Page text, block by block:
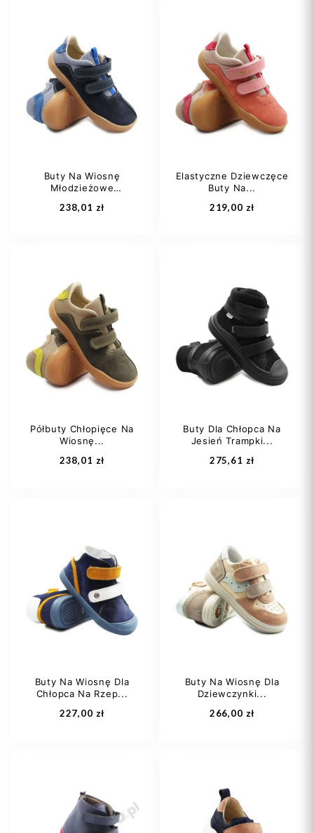
22 25
Dodaj do koszyka
28 31
Dodaj do koszyka
Buty Na Wiosnę
Młodzieżowe
238,01 zł
30 35
Dodaj do koszyka
Elastyczne Dziewczęce
Buty Na...
219,00 zł
27
Dodaj do koszyka
Półbuty Chłopięce Na
Wiosnę...
238,01 zł
30 32
Dodaj do koszyka
Buty Dla Chłopca Na
Jesień Trampki...
275,61 zł
33
Dodaj do koszyka
Buty Na Wiosnę Dla
Chłopca Na Rzep...
227,00 zł
Buty Na Wiosnę Dla
Dziewczynki...
266,00 zł